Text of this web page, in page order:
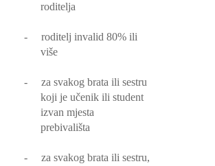
roditelja
-
roditelj invalid 80% ili
više
-
za svakog brata ili sestru
koji je učenik ili student
izvan mjesta
prebivališta
-
za svakog brata ili sestru,